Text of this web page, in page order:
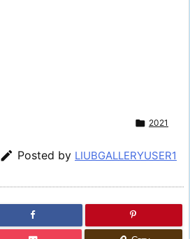
 2021
 Posted by LIUBGALLERYUSER1